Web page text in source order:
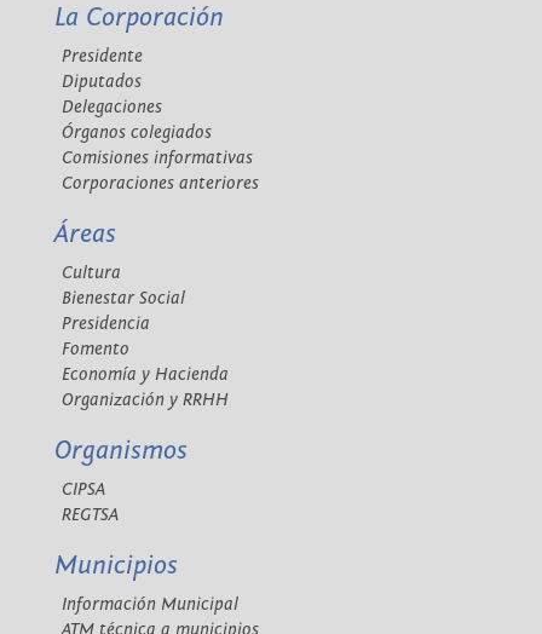
La Corporación
Presidente
Diputados
Delegaciones
Órganos colegiados
Comisiones informativas
Corporaciones anteriores
Áreas
Cultura
Bienestar Social
Presidencia
Fomento
Economía y Hacienda
Organización y RRHH
Organismos
CIPSA
REGTSA
Municipios
Información Municipal
ATM técnica a municipios